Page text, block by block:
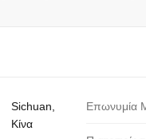
Sichuan,
Κίνα
Επωνυμία